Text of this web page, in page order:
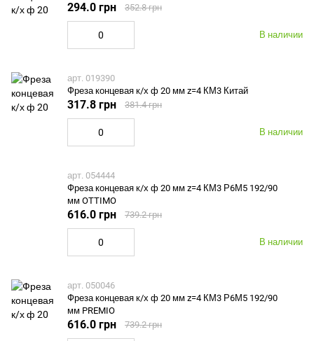
В наличии
294.0 грн 352.8 грн
арт. 019390
Фреза концевая к/х ф 20 мм z=4 КМ3 Китай
В наличии
317.8 грн 381.4 грн
арт. 054444
Фреза концевая к/х ф 20 мм z=4 КМ3 Р6М5 192/90
мм OTTIMO
В наличии
616.0 грн 739.2 грн
арт. 050046
Фреза концевая к/х ф 20 мм z=4 КМ3 Р6М5 192/90
мм PREMIO
616.0 грн 739.2 грн